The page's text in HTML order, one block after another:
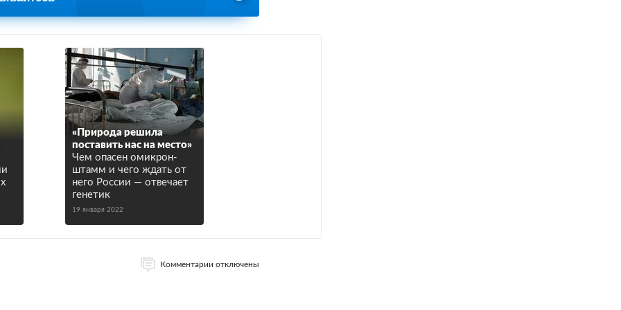
«Природа решила
поставить нас на место»
Чем опасен омикрон-
штамм и чего ждать от
него России — отвечает
генетик
19 января 2022
Комментарии отключены